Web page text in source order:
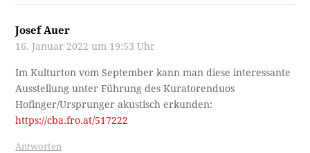
Josef Auer
16. Januar 2022 um 19:53 Uhr
Im Kulturton vom September kann man diese interessante
Ausstellung unter Führung des Kuratorenduos
Hofinger/Ursprunger akustisch erkunden:
https://cba.fro.at/517222
Antworten